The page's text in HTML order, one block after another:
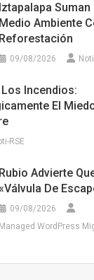
Iztapalapa
Medio Ambiente
Reforestación
09/08/2026
Los Incendios:
El
RSE
Rubio Advierte
De
09/08/2026
Managed WordPress